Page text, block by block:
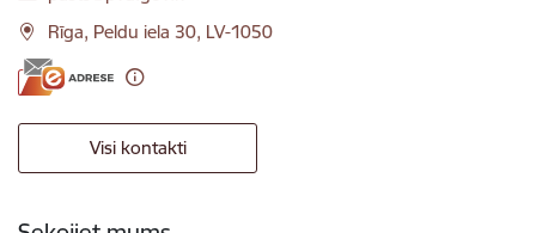
Rīga, Peldu iela 30, LV-1050
Visi kontakti